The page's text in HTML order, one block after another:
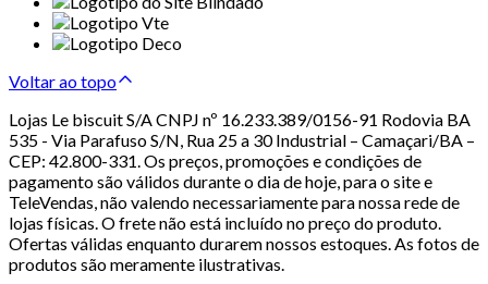
Voltar ao topo
Lojas Le biscuit S/A CNPJ nº 16.233.389/0156-91 Rodovia BA
535 - Via Parafuso S/N, Rua 25 a 30 Industrial – Camaçari/BA –
CEP: 42.800-331. Os preços, promoções e condições de
pagamento são válidos durante o dia de hoje, para o site e
TeleVendas, não valendo necessariamente para nossa rede de
lojas físicas. O frete não está incluído no preço do produto.
Ofertas válidas enquanto durarem nossos estoques. As fotos de
produtos são meramente ilustrativas.